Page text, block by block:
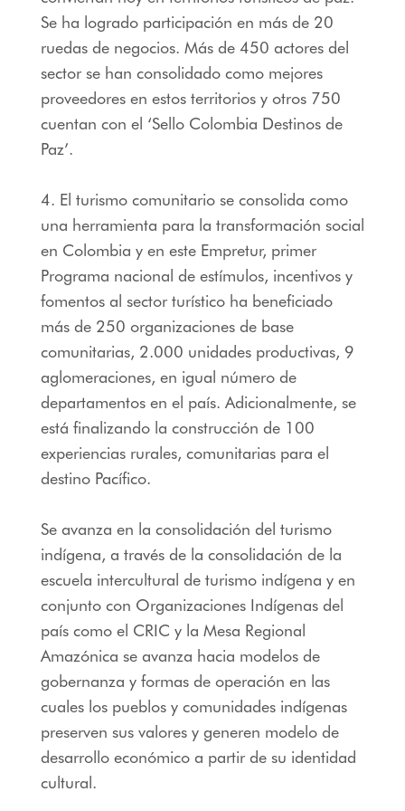
Se ha logrado participación en más de 20
ruedas de negocios. Más de 450 actores del
sector se han consolidado como mejores
proveedores en estos territorios y otros 750
cuentan con el ‘Sello Colombia Destinos de
Paz’.
4. El turismo comunitario se consolida como
una herramienta para la transformación social
en Colombia y en este Empretur, primer
Programa nacional de estímulos, incentivos y
fomentos al sector turístico ha beneficiado
más de 250 organizaciones de base
comunitarias, 2.000 unidades productivas, 9
aglomeraciones, en igual número de
departamentos en el país. Adicionalmente, se
está finalizando la construcción de 100
experiencias rurales, comunitarias para el
destino Pacífico.
Se avanza en la consolidación del turismo
indígena, a través de la consolidación de la
escuela intercultural de turismo indígena y en
conjunto con Organizaciones Indígenas del
país como el CRIC y la Mesa Regional
Amazónica se avanza hacia modelos de
gobernanza y formas de operación en las
cuales los pueblos y comunidades indígenas
preserven sus valores y generen modelo de
desarrollo económico a partir de su identidad
cultural.